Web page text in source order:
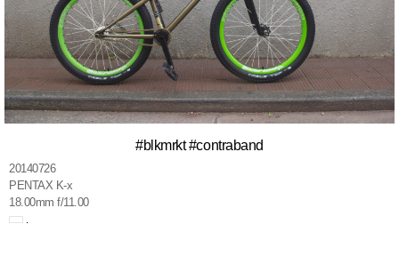
#blkmrkt #contraband
20140726
PENTAX K-x
18.00mm f/11.00